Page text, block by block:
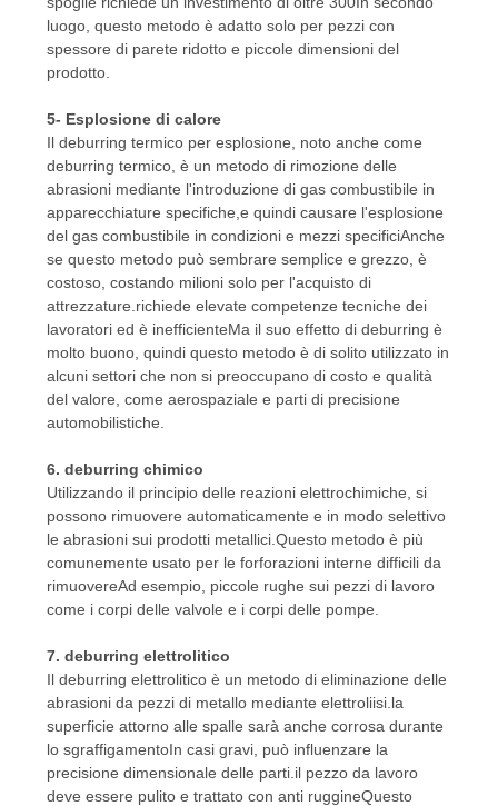
luogo, questo metodo è adatto solo per pezzi con
spessore di parete ridotto e piccole dimensioni del
prodotto.
5- Esplosione di calore
Il deburring termico per esplosione, noto anche come
deburring termico, è un metodo di rimozione delle
abrasioni mediante l'introduzione di gas combustibile in
apparecchiature specifiche,e quindi causare l'esplosione
del gas combustibile in condizioni e mezzi specificiAnche
se questo metodo può sembrare semplice e grezzo, è
costoso, costando milioni solo per l'acquisto di
attrezzature.richiede elevate competenze tecniche dei
lavoratori ed è inefficienteMa il suo effetto di deburring è
molto buono, quindi questo metodo è di solito utilizzato in
alcuni settori che non si preoccupano di costo e qualità
del valore, come aerospaziale e parti di precisione
automobilistiche.
6. deburring chimico
Utilizzando il principio delle reazioni elettrochimiche, si
possono rimuovere automaticamente e in modo selettivo
le abrasioni sui prodotti metallici.Questo metodo è più
comunemente usato per le forforazioni interne difficili da
rimuovereAd esempio, piccole rughe sui pezzi di lavoro
come i corpi delle valvole e i corpi delle pompe.
7. deburring elettrolitico
Il deburring elettrolitico è un metodo di eliminazione delle
abrasioni da pezzi di metallo mediante elettroliisi.la
superficie attorno alle spalle sarà anche corrosa durante
lo sgraffigamentoIn casi gravi, può influenzare la
precisione dimensionale delle parti.il pezzo da lavoro
deve essere pulito e trattato con anti ruggineQuesto